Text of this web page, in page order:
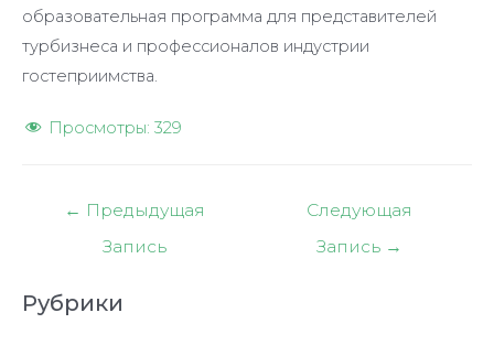
образовательная программа для представителей
турбизнеса и профессионалов индустрии
гостеприимства.
Просмотры: 329
Навигация
← Предыдущая
Запись
Следующая
Запись →
Рубрики